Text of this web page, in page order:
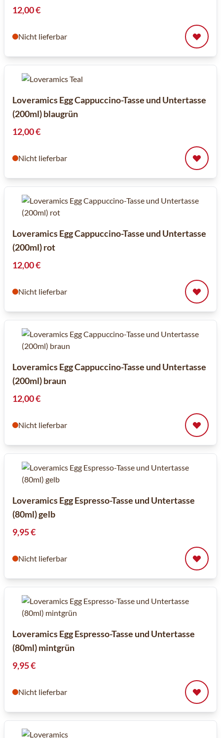
12,00 €
Nicht lieferbar
Loveramics Egg Cappuccino-Tasse und Untertasse
(200ml) blaugrün
12,00 €
Nicht lieferbar
Loveramics Egg Cappuccino-Tasse und Untertasse
(200ml) rot
12,00 €
Nicht lieferbar
Loveramics Egg Cappuccino-Tasse und Untertasse
(200ml) braun
12,00 €
Nicht lieferbar
Loveramics Egg Espresso-Tasse und Untertasse
(80ml) gelb
9,95 €
Nicht lieferbar
Loveramics Egg Espresso-Tasse und Untertasse
(80ml) mintgrün
9,95 €
Nicht lieferbar